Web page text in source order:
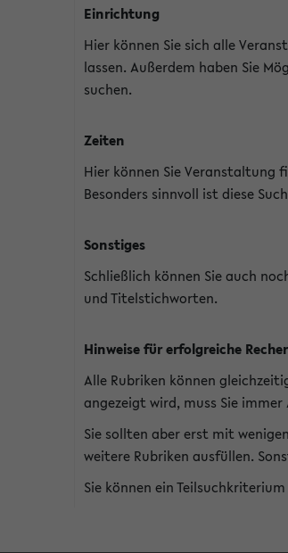
Einrichtung
Hier können Sie sich alle
lassen. Außerdem haben Sie
suchen.
Zeiten
Hier können Sie Veranstaltung
Besonders sinnvoll ist diese
Sonstiges
Schließlich können Sie auch
und Titelstichworten.
Hinweise für erfolgreiche
Alle Rubriken können
angezeigt wird, muss Sie
Sie sollten aber erst mit
weitere Rubriken ausfüllen.
Sie können ein